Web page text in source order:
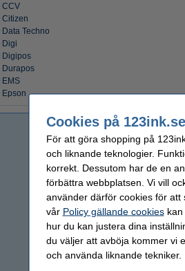
CCV
Citizen
Data Techno
Digi
Digipos
Durapos
EMS
Epson
Cookies på 123ink.se
För att göra shopping på
och liknande teknologier.
korrekt. Dessutom har de en
förbättra webbplatsen. Vi vill
använder därför cookies för
vår Policy gällande cookieskan
hur du kan justera dina
du väljer att avböja kommer vi
och använda liknande tekniker.